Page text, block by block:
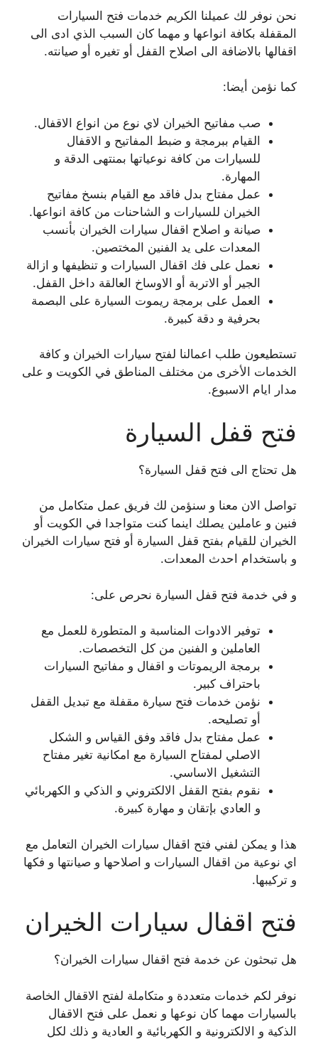
نحن نوفر لك عميلنا الكريم خدمات فتح السيارات
المقفلة بكافة انواعها و مهما كان السبب الذي ادى الى
اقفالها بالاضافة الى اصلاح القفل أو تغيره أو صيانته.
كما نؤمن أيضا:
صب مفاتيح الخيران لاي نوع من انواع الاقفال.
القيام ببرمجة و ضبط المفاتيح و الاقفال
للسيارات من كافة نوعياتها بمنتهى الدقة و
المهارة.
عمل مفتاح بدل فاقد مع القيام بنسخ مفاتيح
الخيران للسيارات و الشاحنات من كافة انواعها.
صيانة و اصلاح اقفال سيارات الخيران بأنسب
المعدات على يد الفنين المختصين.
نعمل على فك اقفال السيارات و تنظيفها و ازالة
الجير أو الاتربة أو الاوساخ العالقة داخل القفل.
العمل على برمجة ريموت السيارة على البصمة
بحرفية و دقة كبيرة.
تستطيعون طلب اعمالنا لفتح سيارات الخيران و كافة
الخدمات الأخرى من مختلف المناطق في الكويت و على
مدار ايام الاسبوع.
فتح قفل السيارة
هل تحتاج الى فتح قفل السيارة؟
تواصل الان معنا و سنؤمن لك فريق عمل متكامل من
فنين و عاملين يصلك اينما كنت متواجدا في الكويت أو
الخيران للقيام بفتح قفل السيارة أو فتح سيارات الخيران
و باستخدام احدث المعدات.
و في خدمة فتح قفل السيارة نحرص على:
توفير الادوات المناسبة و المتطورة للعمل مع
العاملين و الفنين من كل التخصصات.
برمجة الريموتات و اقفال و مفاتيح السيارات
باحتراف كبير.
نؤمن خدمات فتح سيارة مقفلة مع تبديل القفل
أو تصليحه.
عمل مفتاح بدل فاقد وفق القياس و الشكل
الاصلي لمفتاح السيارة مع امكانية تغير مفتاح
التشغيل الاساسي.
نقوم بفتح القفل الالكتروني و الذكي و الكهربائي
و العادي بإتقان و مهارة كبيرة.
هذا و يمكن لفني فتح اقفال سيارات الخيران التعامل مع
اي نوعية من اقفال السيارات و اصلاحها و صيانتها و فكها
و تركيبها.
فتح اقفال سيارات الخيران
هل تبحثون عن خدمة فتح اقفال سيارات الخيران؟
نوفر لكم خدمات متعددة و متكاملة لفتح الاقفال الخاصة
بالسيارات مهما كان نوعها و نعمل على فتح الاقفال
الذكية و الالكترونية و الكهربائية و العادية و ذلك لكل